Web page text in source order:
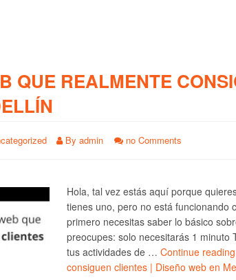
QUE REALMENTE
By admin no Comments
Hola, tal vez estás aquí porque
tienes uno, pero no está funcionando
primero necesitas saber lo básico
preocupes: solo necesitarás 1 minuto
tus actividades de … Continue reading
consiguen clientes | Diseño web en